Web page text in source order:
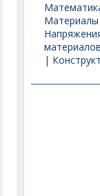
Материалы
материалов
|